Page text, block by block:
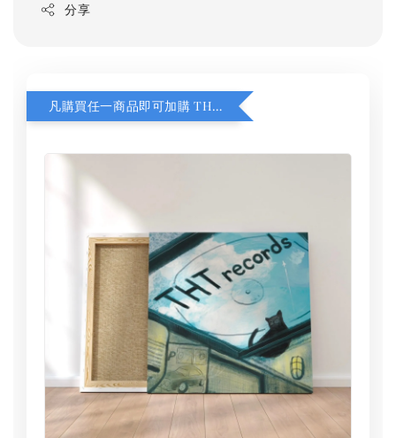
分享
凡購買任一商品即可加購 THT 九週年 同一片天空 無框畫 30 x 30 cm 附掛勾 (黑膠封面大小）